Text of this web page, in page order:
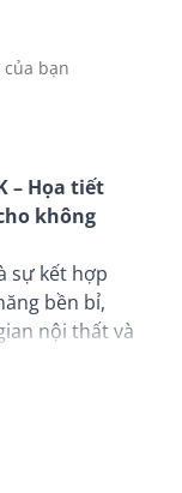
bạn
– Họa tiết
không
sự kết hợp
bền bỉ,
nội thất và
vẻ đẹp có
vực hiên